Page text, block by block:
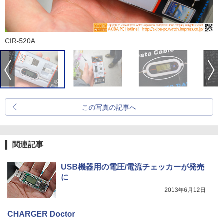
CIR-520A
この写真の記事へ
関連記事
USB機器用の電圧/電流チェッカーが発売
に
2013年6月12日
CHARGER Doctor